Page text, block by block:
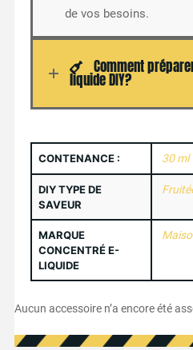
de vos besoins.
Comment
liquide DIY?
CONTENANCE : 30 ml
DIY TYPE DE
SAVEUR
MARQUE
CONCENTRÉ E-
LIQUIDE
Aucun accessoire n’a encore été